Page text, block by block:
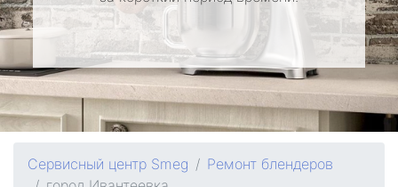
Сервисный центр Smeg
Ремонт блендеров